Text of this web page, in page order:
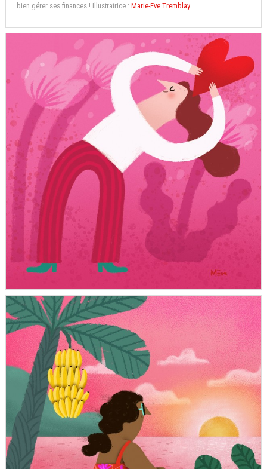
bien gérer ses finances ! Illustratrice : Marie-Eve Tremblay